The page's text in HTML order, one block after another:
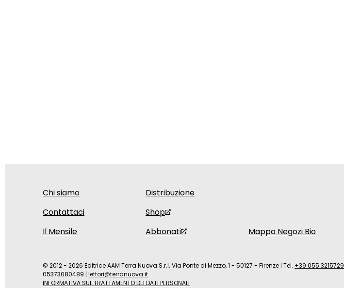
Chi siamo
Contattaci
Il Mensile
Distribuzione
Shop
Abbonati
Mappa Negozi Bio
© 2012 - 2026 Editrice AAM Terra Nuova S.r.l. Via Ponte di Mezzo, 1 - 50127 - Firenze | Tel. +39 055 3215729
05373080489 | lettori@terranuova.it
INFORMATIVA SUL TRATTAMENTO DEI DATI PERSONALI